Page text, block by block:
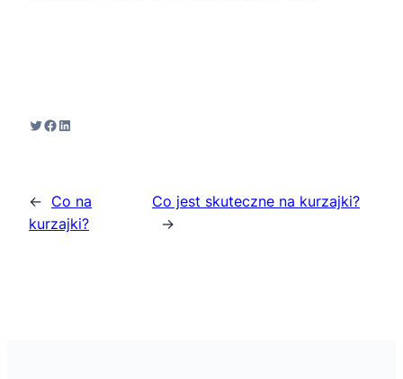
Twitter
Facebook
LinkedIn
← Co na
kurzajki?
Co jest skuteczne na kurzajki?
→